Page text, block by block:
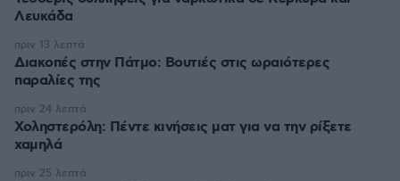
Λευκάδα
Διακοπές στην Πάτμο: Βουτιές στις ωραιότερες
παραλίες της
πριν 13 λεπτά
Χοληστερόλη: Πέντε κινήσεις ματ για να την ρίξετε
χαμηλά
πριν 24 λεπτά
πριν 25 λεπτά